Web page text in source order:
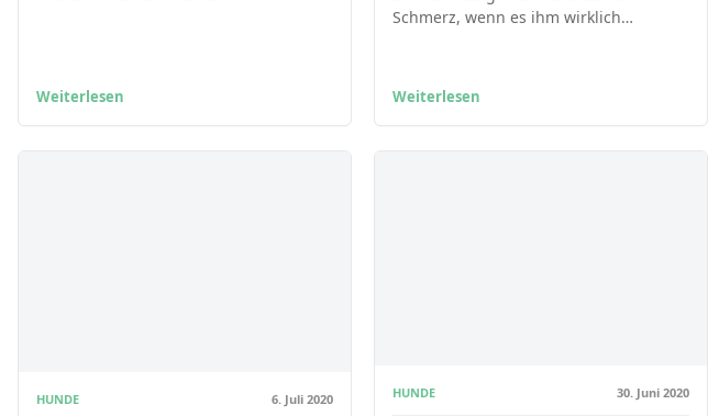
Weiterlesen
Schmerz, wenn es ihm wirklich…
Weiterlesen
HUNDE 6. Juli 2020 HUNDE 30. Juni 2020